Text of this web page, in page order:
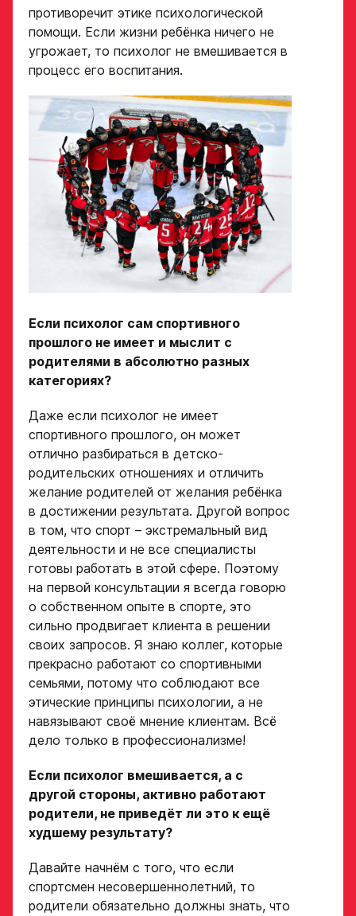
противоречит этике психологической
помощи. Если жизни ребёнка ничего не
угрожает, то психолог не вмешивается в
процесс его воспитания.
Если психолог сам спортивного
прошлого не имеет и мыслит с
родителями в абсолютно разных
категориях?
Даже если психолог не имеет
спортивного прошлого, он может
отлично разбираться в детско-
родительских отношениях и отличить
желание родителей от желания ребёнка
в достижении результата. Другой вопрос
в том, что спорт – экстремальный вид
деятельности и не все специалисты
готовы работать в этой сфере. Поэтому
на первой консультации я всегда говорю
о собственном опыте в спорте, это
сильно продвигает клиента в решении
своих запросов. Я знаю коллег, которые
прекрасно работают со спортивными
семьями, потому что соблюдают все
этические принципы психологии, а не
навязывают своё мнение клиентам. Всё
дело только в профессионализме!
Если психолог вмешивается, а с
другой стороны, активно работают
родители, не приведёт ли это к ещё
худшему результату?
Давайте начнём с того, что если
спортсмен несовершеннолетний, то
родители обязательно должны знать, что
представителем игрока
свяжутся по указанному
в заявке номеру!
Отправить
вы принимаете
условия
обработки
персональных
данных
Ассоциации
ХК Авангард
Отправленная заявка
попадает в базу
скаутского отдела
Академии «Авангард»
ответа с законным
свяжутся по указанному
в заявке номеру!